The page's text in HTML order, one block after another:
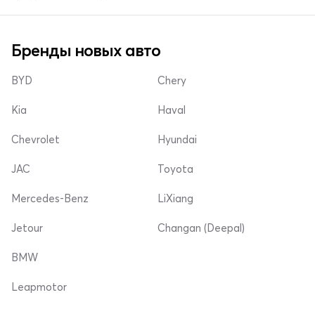
Бренды новых авто
BYD
Kia
Chevrolet
Chery
Haval
Hyundai
JAC
Mercedes-Benz
Jetour
Toyota
LiXiang
Changan (Deepal)
BMW
Leapmotor